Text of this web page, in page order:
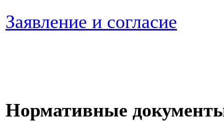
Заявление и согласие
Нормативные